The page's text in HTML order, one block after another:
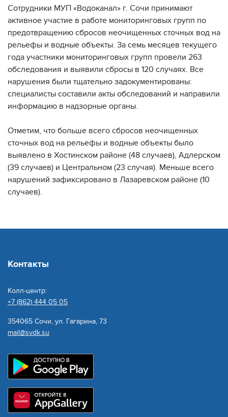
Сотрудники МУП «Водоканал» г. Сочи принимают
активное участие в работе мониторинговых групп по
предотвращению сбросов неочищенных сточных вод на
рельефы и водные объекты. За семь месяцев текущего
года участники мониторинговых групп провели 263
обследования и выявили сбросы в 120 случаях. Все
нарушения были тщательно задокументированы:
специалисты составили акты обследований и направили
информацию в надзорные органы.
Отметим, что больше всего сбросов неочищенных
сточных вод на рельефы и водные объекты было
выявлено в Хостинском районе (48 случаев), Адлерском
(39 случаев) и Центральном (23 случая). Меньше всего
нарушений зафиксировано в Лазаревском районе (10
случаев).
Контакты
Колл-центр:
+7 (862) 444 05 05
354065 Сочи, ул. Гагарина, 73
mail@svdk.su